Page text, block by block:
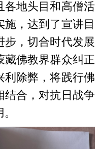
各地头目和高僧活
，达到了宣讲目
步，切合时代发展
藏佛教界群众纠正
利除弊，将践行佛
结合，对抗日战争